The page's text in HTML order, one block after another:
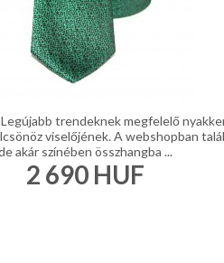
trendeknek megfelelő
viselőjének. A webshopban
akár színében összhangba ...
2 690 HUF